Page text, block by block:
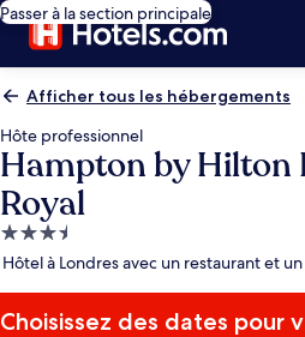
Passer à la section principale
Afficher tous les hébergements
Hôte professionnel
Hampton by Hilton
Royal
Hébergement
3.5 étoiles
Hôtel à Londres avec un restaurant et
Choisissez des dates pour